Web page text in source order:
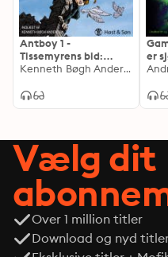
Antboy 1 -
Tissemyrens bid:
Antboy 1
Kenneth Bøgh Andersen
er
Vælg dit
Over 1 million titler
Download og nyd